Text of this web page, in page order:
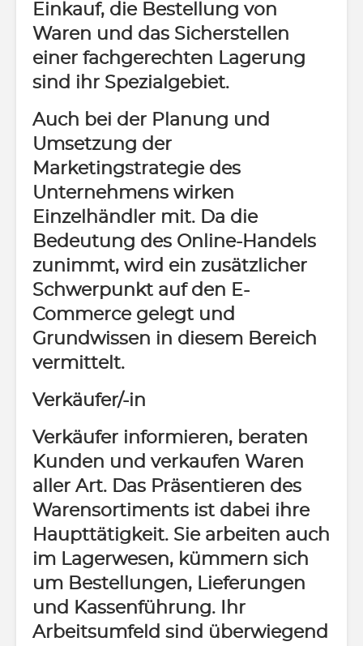
Einkauf, die Bestellung von
Waren und das Sicherstellen
einer fachgerechten Lagerung
sind ihr Spezialgebiet.
Auch bei der Planung und
Umsetzung der
Marketingstrategie des
Unternehmens wirken
Einzelhändler mit. Da die
Bedeutung des Online-Handels
zunimmt, wird ein zusätzlicher
Schwerpunkt auf den E-
Commerce gelegt und
Grundwissen in diesem Bereich
vermittelt.
Verkäufer/-in
Verkäufer informieren, beraten
Kunden und verkaufen Waren
aller Art. Das Präsentieren des
Warensortiments ist dabei ihre
Haupttätigkeit. Sie arbeiten auch
im Lagerwesen, kümmern sich
um Bestellungen, Lieferungen
und Kassenführung. Ihr
Arbeitsumfeld sind überwiegend